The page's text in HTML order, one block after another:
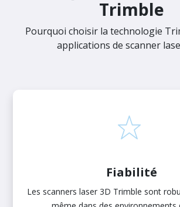
Trimble
Pourquoi choisir la technologie
applications de scanner
Fiabilité
Les scanners laser 3D Trimble sont